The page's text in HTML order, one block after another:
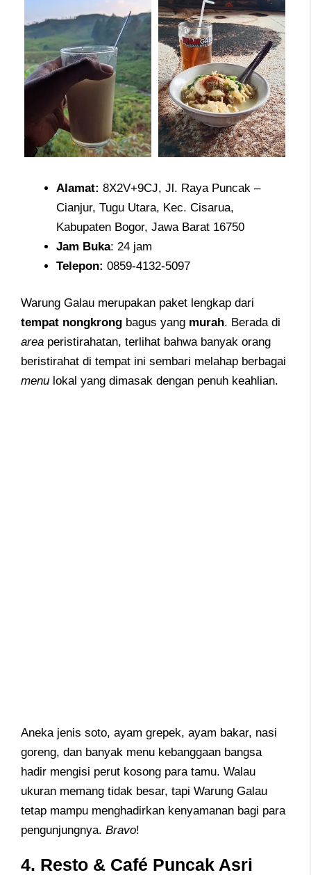
Alamat: 8X2V+9CJ, Jl. Raya Puncak –
Cianjur, Tugu Utara, Kec. Cisarua,
Kabupaten Bogor, Jawa Barat 16750
Jam Buka: 24 jam
Telepon: 0859-4132-5097
Warung Galau merupakan paket lengkap dari
tempat nongkrong bagus yang murah. Berada di
area peristirahatan, terlihat bahwa banyak orang
beristirahat di tempat ini sembari melahap berbagai
menu lokal yang dimasak dengan penuh keahlian.
Aneka jenis soto, ayam grepek, ayam bakar, nasi
goreng, dan banyak menu kebanggaan bangsa
hadir mengisi perut kosong para tamu. Walau
ukuran memang tidak besar, tapi Warung Galau
tetap mampu menghadirkan kenyamanan bagi para
pengunjungnya. Bravo!
4. Resto & Café Puncak Asri